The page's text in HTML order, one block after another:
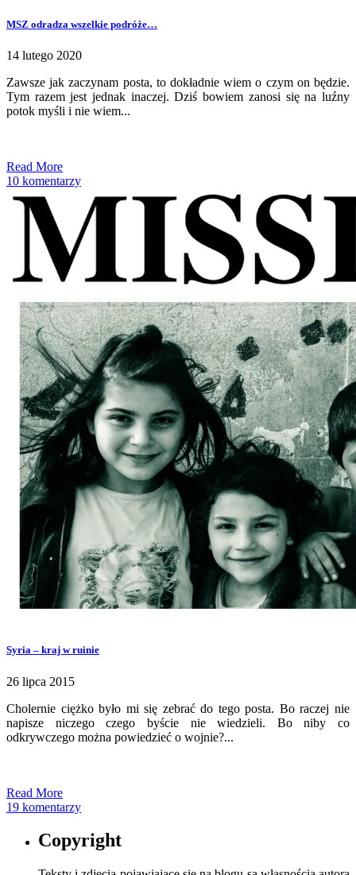
MSZ odradza wszelkie podróże…
14 lutego 2020
Zawsze jak zaczynam posta, to dokładnie wiem o czym on będzie.
Tym razem jest jednak inaczej. Dziś bowiem zanosi się na luźny
potok myśli i nie wiem...
Read More
10 komentarzy
Syria – kraj w ruinie
26 lipca 2015
Cholernie ciężko było mi się zebrać do tego posta. Bo raczej nie
napisze niczego czego byście nie wiedzieli. Bo niby co
odkrywczego można powiedzieć o wojnie?...
Read More
19 komentarzy
Copyright